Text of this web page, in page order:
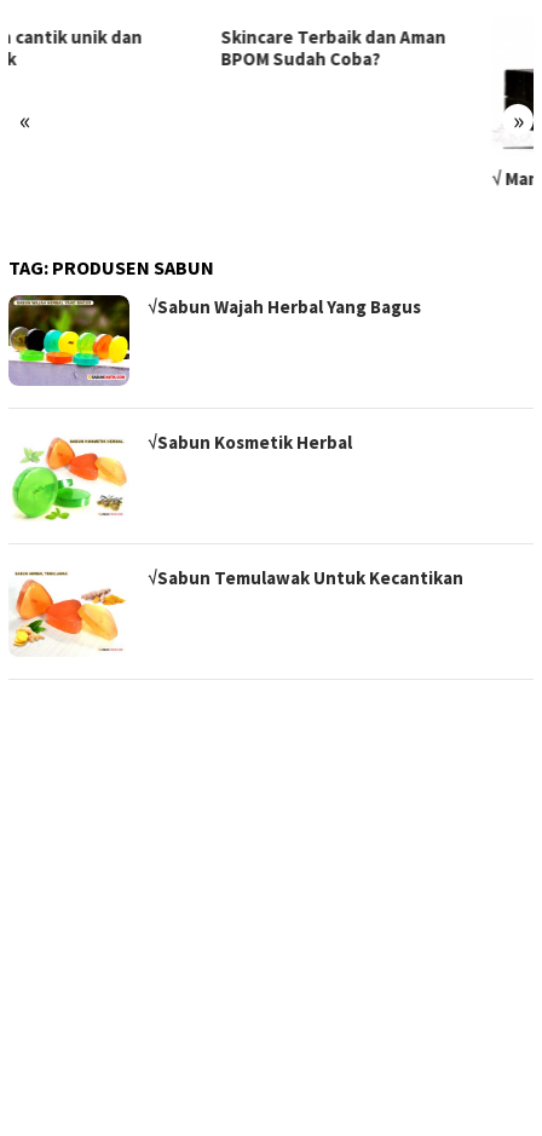
« »
Skincare Terbaik dan Aman
BPOM Sudah Coba?
√ Manfaat Ajaib Sabun Hitam
TAG: PRODUSEN SABUN
√Sabun Wajah Herbal Yang Bagus
√Sabun Kosmetik Herbal
√Sabun Temulawak Untuk Kecantikan